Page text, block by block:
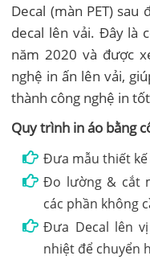
Decal (màn PET)
decal lên vải. Đây là
năm 2020 và được
nghệ in ấn lên vải,
thành công nghệ in
Quy trình in áo bằng
Đưa mẫu thiết
Đo lường & cắt
các phần không
Đưa Decal lên
nhiệt để chuyển